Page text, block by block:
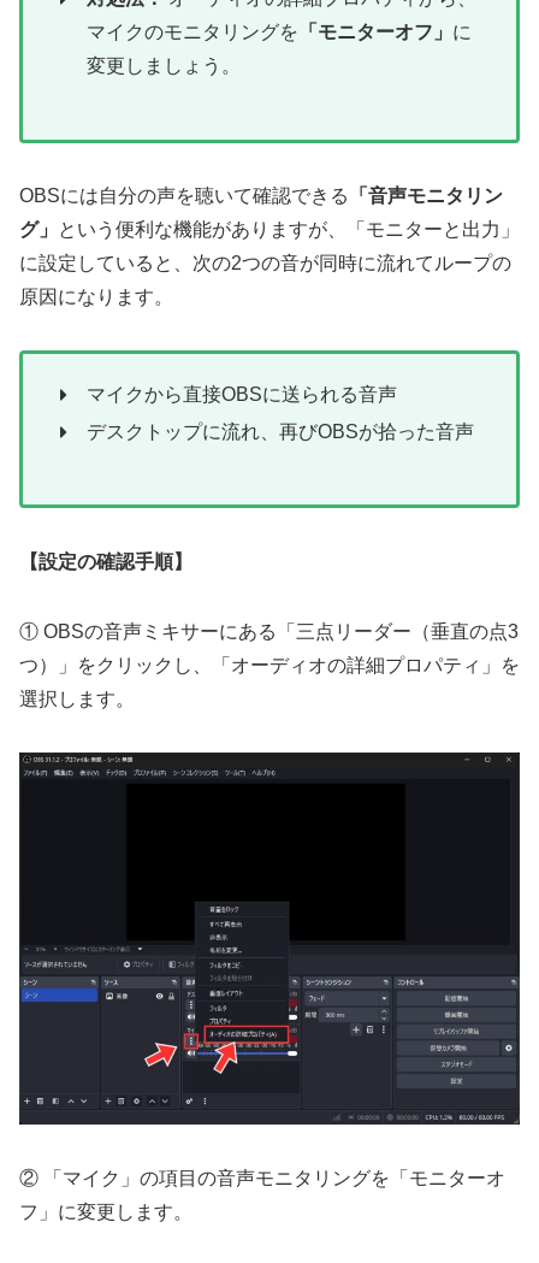
マイクのモニタリングを 「モニターオフ」 に
変更しましょう。
OBSには自分の声を聴いて確認できる
「音声モニタリン
グ」
という便利な機能がありますが、「モニターと出力」
に設定していると、次の2つの音が同時に流れてループの
原因になります。
マイクから直接OBSに送られる音声
デスクトップに流れ、再びOBSが拾った音声
【設定の確認手順】
① OBSの音声ミキサーにある「三点リーダー（垂直の点3
つ）」をクリックし、「オーディオの詳細プロパティ」を
選択します。
② 「マイク」の項目の音声モニタリングを「モニターオ
フ」に変更します。